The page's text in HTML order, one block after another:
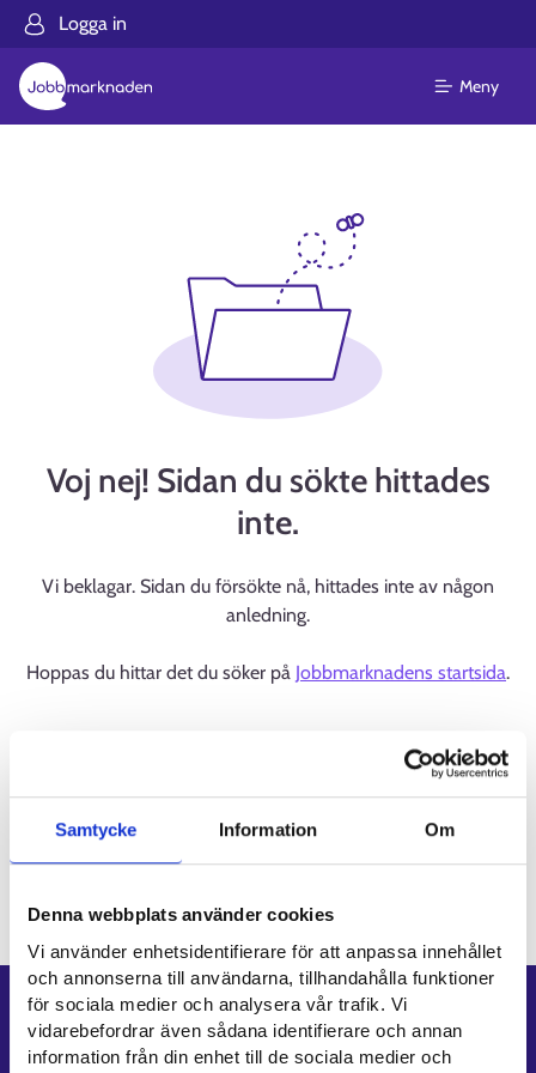
Samtycke Information Om
Denna webbplats använder cookies
Vi använder enhetsidentifierare för att anpassa innehållet
och annonserna till användarna, tillhandahålla funktioner
för sociala medier och analysera vår trafik. Vi
vidarebefordrar även sådana identifierare och annan
information från din enhet till de sociala medier och
Logga in
Meny
Voj nej! Sidan du sökte hittades
inte.
Vi beklagar. Sidan du försökte nå, hittades inte av någon
anledning.
Hoppas du hittar det du söker på Jobbmarknadens startsida.
Genvägar
E-tjänster